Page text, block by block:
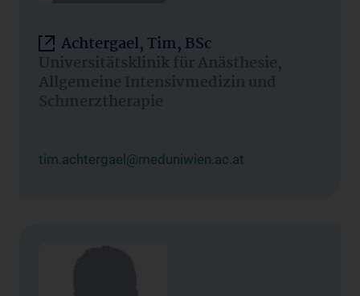
Achtergael, Tim, BSc
Universitätsklinik für Anästhesie,
Allgemeine Intensivmedizin und
Schmerztherapie
tim.achtergael@meduniwien.ac.at